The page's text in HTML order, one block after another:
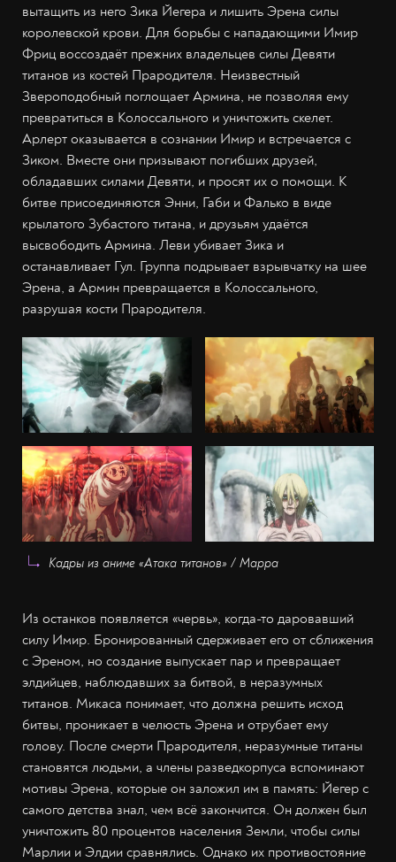
вытащить из него Зика Йегера и лишить Эрена силы
королевской крови. Для борьбы с нападающими Имир
Фриц воссоздаёт прежних владельцев силы Девяти
титанов из костей Прародителя. Неизвестный
Звероподобный поглощает Армина, не позволяя ему
превратиться в Колоссального и уничтожить скелет.
Арлерт оказывается в сознании Имир и встречается с
Зиком. Вместе они призывают погибших друзей,
обладавших силами Девяти, и просят их о помощи. К
битве присоединяются Энни, Габи и Фалько в виде
крылатого Зубастого титана, и друзьям удаётся
высвободить Армина. Леви убивает Зика и
останавливает Гул. Группа подрывает взрывчатку на шее
Эрена, а Армин превращается в Колоссального,
разрушая кости Прародителя.
Кадры из аниме «Атака титанов» / Mappa
Из останков появляется «червь», когда-то даровавший
силу Имир. Бронированный сдерживает его от сближения
с Эреном, но создание выпускает пар и превращает
элдийцев, наблюдавших за битвой, в неразумных
титанов. Микаса понимает, что должна решить исход
битвы, проникает в челюсть Эрена и отрубает ему
голову. После смерти Прародителя, неразумные титаны
становятся людьми, а члены разведкорпуса вспоминают
мотивы Эрена, которые он заложил им в память: Йегер с
самого детства знал, чем всё закончится. Он должен был
уничтожить 80 процентов населения Земли, чтобы силы
Марлии и Элдии сравнялись. Однако их противостояние